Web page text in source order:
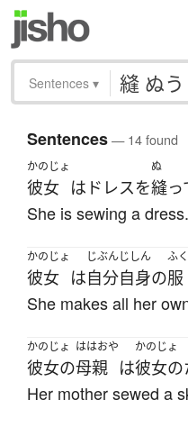
Sentences ▾
Sentences— 14 found
かのじょ
彼女 は ドレスを
ぬ
縫っ
She is sewing a dress.
かのじょ
彼女 は
じぶんじしん
自分自身の
ふく
服
She makes all her
かのじょ
彼女の
ははおや
母親 は
かのじょ
彼女の
Her mother sewed a